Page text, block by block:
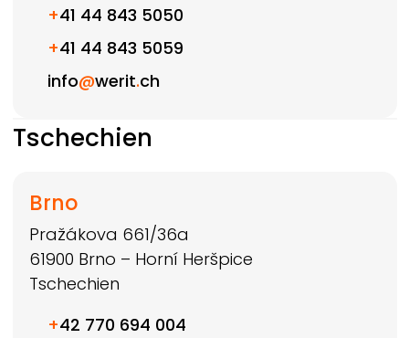
+41 44 843 5050
+41 44 843 5059
info@werit.ch
Tschechien
Brno
Pražákova 661/36a
61900 Brno – Horní Heršpice
Tschechien
+42 770 694 004